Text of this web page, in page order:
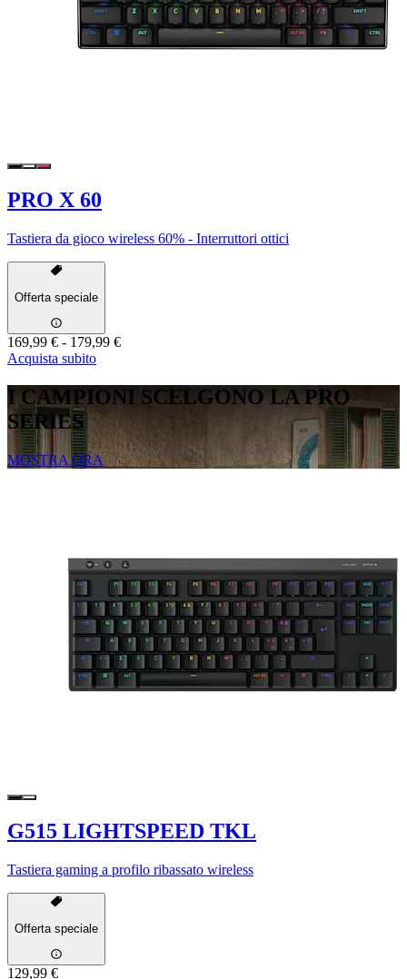
PRO X 60
Tastiera da gioco wireless 60% - Interruttori ottici
Offerta speciale
169,99 € - 179,99 €
Acquista subito
I CAMPIONI SCELGONO LA PRO
SERIES
MOSTRA ORA
G515 LIGHTSPEED TKL
Tastiera gaming a profilo ribassato wireless
Offerta speciale
129,99 €